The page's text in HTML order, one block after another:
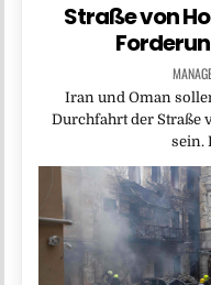
Straße von
Iran und Oman
Durchfahrt der Straße
sein.